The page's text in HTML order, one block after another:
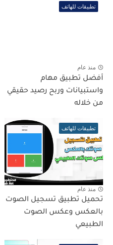
تطبيقات للهاتف
منذ عام
أفضل تطبيق مهام
واستبيانات وربح رصيد حقيقي
من خلاله
تطبيقات للهاتف
منذ عام
تحميل تطبيق تسجيل الصوت
بالعكس وعكس الصوت
الطبيعي